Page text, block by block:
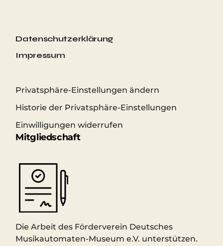
Datenschutzerklärung
Impressum
Privatsphäre-Einstellungen ändern
Historie der Privatsphäre-Einstellungen
Einwilligungen widerrufen
Mitgliedschaft
Die Arbeit des Förderverein Deutsches
Musikautomaten-Museum e.V. unterstützen.